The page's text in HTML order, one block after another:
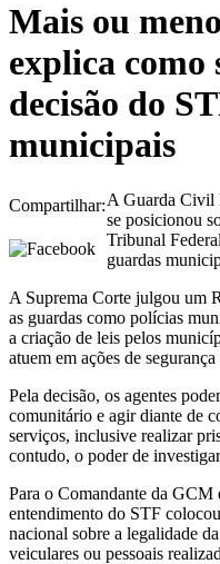
Mais ou
explica como
decisão do
municipais
Compartilhar:A Guarda Civil
se posicionou
Tribunal
guardas
A Suprema Corte julgou um
as guardas como polícias
a criação de leis pelos
atuem em ações de segurança
Pela decisão, os agentes
comunitário e agir diante de
serviços, inclusive realizar
contudo, o poder de
Para o Comandante da GCM
entendimento do STF
nacional sobre a legalidade
veiculares ou pessoais